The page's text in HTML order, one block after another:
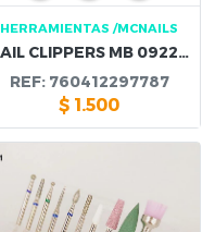
HERRAMIENTAS /MCNAILS
NAIL CLIPPERS MB 092234
REF: 760412297787
$ 1.500